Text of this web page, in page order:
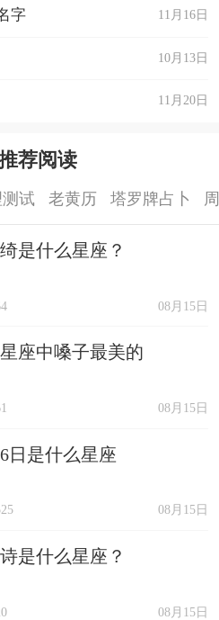
11月16日
字
10月13日
11月20日
荐阅读
试 老黄历 塔罗牌占卜
是什么星座？
08月15日
座中嗓子最美的
08月15日
日是什么星座
08月15日
是什么星座？
08月15日